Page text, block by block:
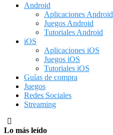
Android
Aplicaciones Android
Juegos Android
Tutoriales Android
iOS
Aplicaciones iOS
Juegos iOS
Tutoriales iOS
Guías de compra
Juegos
Redes Sociales
Streaming
Lo más leído